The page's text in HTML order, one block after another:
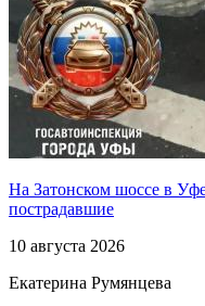
На Затонском шоссе в
пострадавшие
10 августа 2026
Екатерина Румянцева